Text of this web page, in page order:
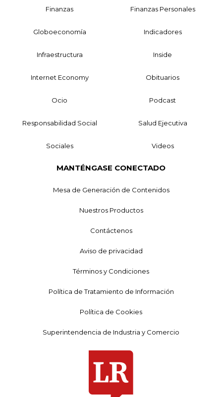
Finanzas Finanzas Personales
Globoeconomía Indicadores
Infraestructura Inside
Internet Economy Obituarios
Ocio Podcast
Responsabilidad Social Salud Ejecutiva
Sociales Videos
MANTÉNGASE CONECTADO
Mesa de Generación de Contenidos
Nuestros Productos
Contáctenos
Aviso de privacidad
Términos y Condiciones
Política de Tratamiento de Información
Política de Cookies
Superintendencia de Industria y Comercio